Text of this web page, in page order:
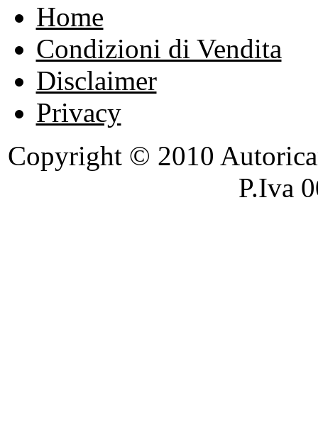
Home
Condizioni di Vendita
Disclaimer
Privacy
Copyright © 2010
P.Iva